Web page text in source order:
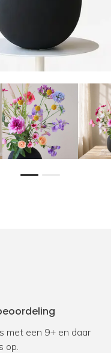
1
met een 9+ en daar
op.